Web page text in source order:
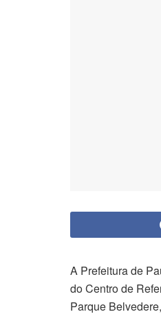
A Prefeitura de
do Centro de
Parque